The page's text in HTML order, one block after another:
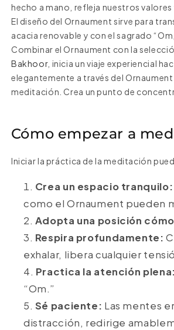
hecho a mano, refleja nuestros valores
El diseño del Ornaument sirve para
acacia renovable y con el sagrado
Combinar el Ornaument con la
Bakhoor, inicia un viaje experiencial
elegantemente a través del
meditación. Crea un punto de
Cómo empezar a
Iniciar la práctica de la meditación
Crea un espacio tranquilo:
como el Ornaument pueden
Adopta una posición
Respira profundamente:
exhalar, libera cualquier
Practica la atención plena:
“Om.”
Sé paciente: Las mentes
distracción, redirige